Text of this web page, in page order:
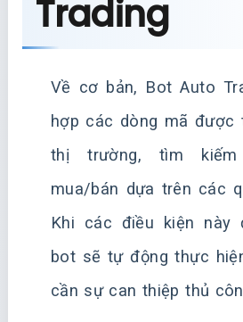
Trading
Về cơ bản, Bot Auto
hợp các dòng mã được
thị trường, tìm
mua/bán dựa trên các
Khi các điều kiện này
bot sẽ tự động thực
cần sự can thiệp thủ